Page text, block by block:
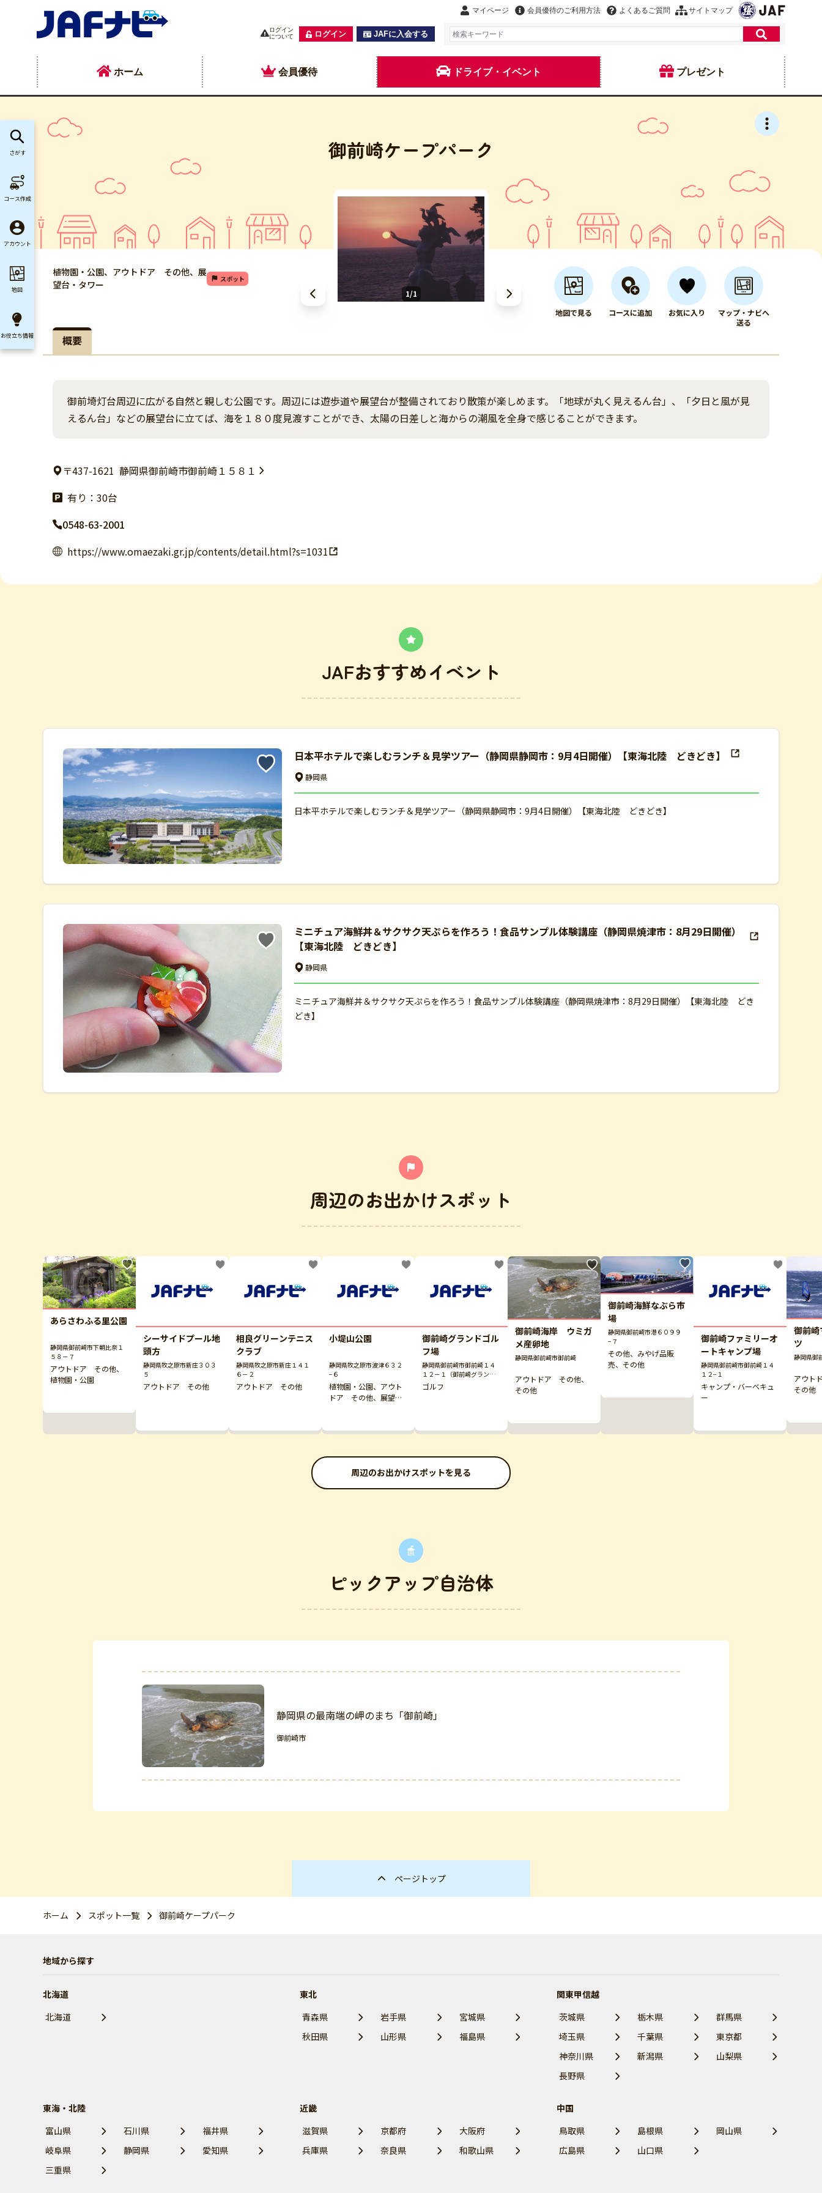
マイページ 会員優待のご利用方法 よくあるご質問 サイトマップ
ログイン
について
ログイン JAFに入会する
ホーム 会員優待 ドライブ・イベント プレゼント
御前崎ケープパーク
1/1
植物園・公園、アウトドア その他、展
望台・タワー
スポット
地図で見る コースに追加 お気に入り
マップ・ナビへ
送る
概要
御前埼灯台周辺に広がる自然と親しむ公園です。周辺には遊歩道や展望台が整備されており散策が楽しめます。「地球が丸く見えるん台」、「夕日と風が見
えるん台」などの展望台に立てば、海を１８０度見渡すことができ、太陽の日差しと海からの潮風を全身で感じることができます。
〒437-1621 静岡県御前崎市御前崎１５８１
有り：30台
0548-63-2001
https://www.omaezaki.gr.jp/contents/detail.html?s=1031
JAFおすすめイベント
日本平ホテルで楽しむランチ＆見学ツアー（静岡県静岡市：9月4日開催）【東海北陸 どきどき】
静岡県
日本平ホテルで楽しむランチ＆見学ツアー（静岡県静岡市：9月4日開催）【東海北陸 どきどき】
ミニチュア海鮮丼＆サクサク天ぷらを作ろう！食品サンプル体験講座（静岡県焼津市：8月29日開催）
【東海北陸 どきどき】
静岡県
ミニチュア海鮮丼＆サクサク天ぷらを作ろう！食品サンプル体験講座（静岡県焼津市：8月29日開催）【東海北陸 どき
どき】
周辺のお出かけスポット
あらさわふる里公園
静岡県御前崎市下朝比奈１
５８－７
アウトドア その他、
植物園・公園
シーサイドプール地
頭方
静岡県牧之原市新庄３０３
５
アウトドア その他
相良グリーンテニス
クラブ
静岡県牧之原市新庄１４１
６－２
アウトドア その他
小堤山公園
静岡県牧之原市波津６３２
−６
植物園・公園、アウト
ドア その他、展望
御前崎グランドゴル
フ場
静岡県御前崎市御前崎１４
１２－１（御前崎グランド
ホテル内）
ゴルフ
御前崎海岸 ウミガ
メ産卵地
静岡県御前崎市御前崎
アウトドア その他、
その他
御前崎海鮮なぶら市
場
静岡県御前崎市港６０９９
−７
その他、みやげ品販
売、その他
御前崎ファミリーオ
ートキャンプ場
静岡県御前崎市御前崎１４
１２−１
キャンプ・バーベキュ
ー
御前
ツ
静岡県御
アウト
その他
周辺のお出かけスポットを見る
ピックアップ自治体
静岡県の最南端の岬のまち「御前崎」
御前崎市
ページトップ
ホーム スポット一覧 御前崎ケープパーク
地域から探す
北海道
北海道
東北
青森県
岩手県
宮城県
秋田県
山形県 福島県
関東甲信越
茨城県
栃木県
群馬県
埼玉県
千葉県
東京都
神奈川県
新潟県
山梨県
長野県
東海・北陸
富山県
石川県
福井県
岐阜県
静岡県
愛知県
三重県
近畿
滋賀県
京都府
大阪府
兵庫県
奈良県 和歌山県
中国
鳥取県
島根県
岡山県
広島県
山口県
さがす
コース作成
アカウント
地図
お役立ち情報